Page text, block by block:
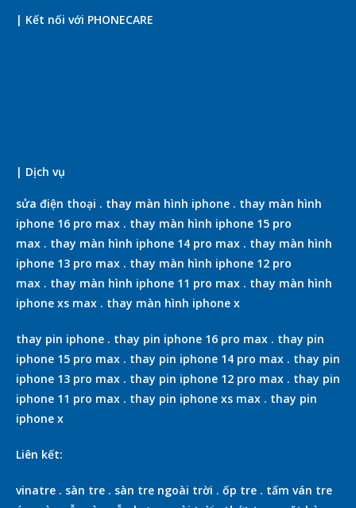
| Kết nối với PHONECARE
| Dịch vụ
sửa điện thoại . thay màn hình iphone . thay màn hình
iphone 16 pro max . thay màn hình iphone 15 pro
max . thay màn hình iphone 14 pro max . thay màn hình
iphone 13 pro max . thay màn hình iphone 12 pro
max . thay màn hình iphone 11 pro max . thay màn hình
iphone xs max . thay màn hình iphone x
thay pin iphone . thay pin iphone 16 pro max . thay pin
iphone 15 pro max . thay pin iphone 14 pro max . thay pin
iphone 13 pro max . thay pin iphone 12 pro max . thay pin
iphone 11 pro max . thay pin iphone xs max . thay pin
iphone x
Liên kết:
vinatre . sàn tre . sàn tre ngoài trời . ốp tre . tấm ván tre